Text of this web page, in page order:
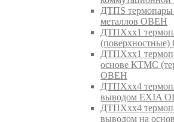
ДТПS термопары
металлов ОВЕН
ДТПХхх1
ДТПХхх1
основе КТМС
ОВЕН
ДТПХхх4
выводом EXIA
ДТПХхх4
выводом на